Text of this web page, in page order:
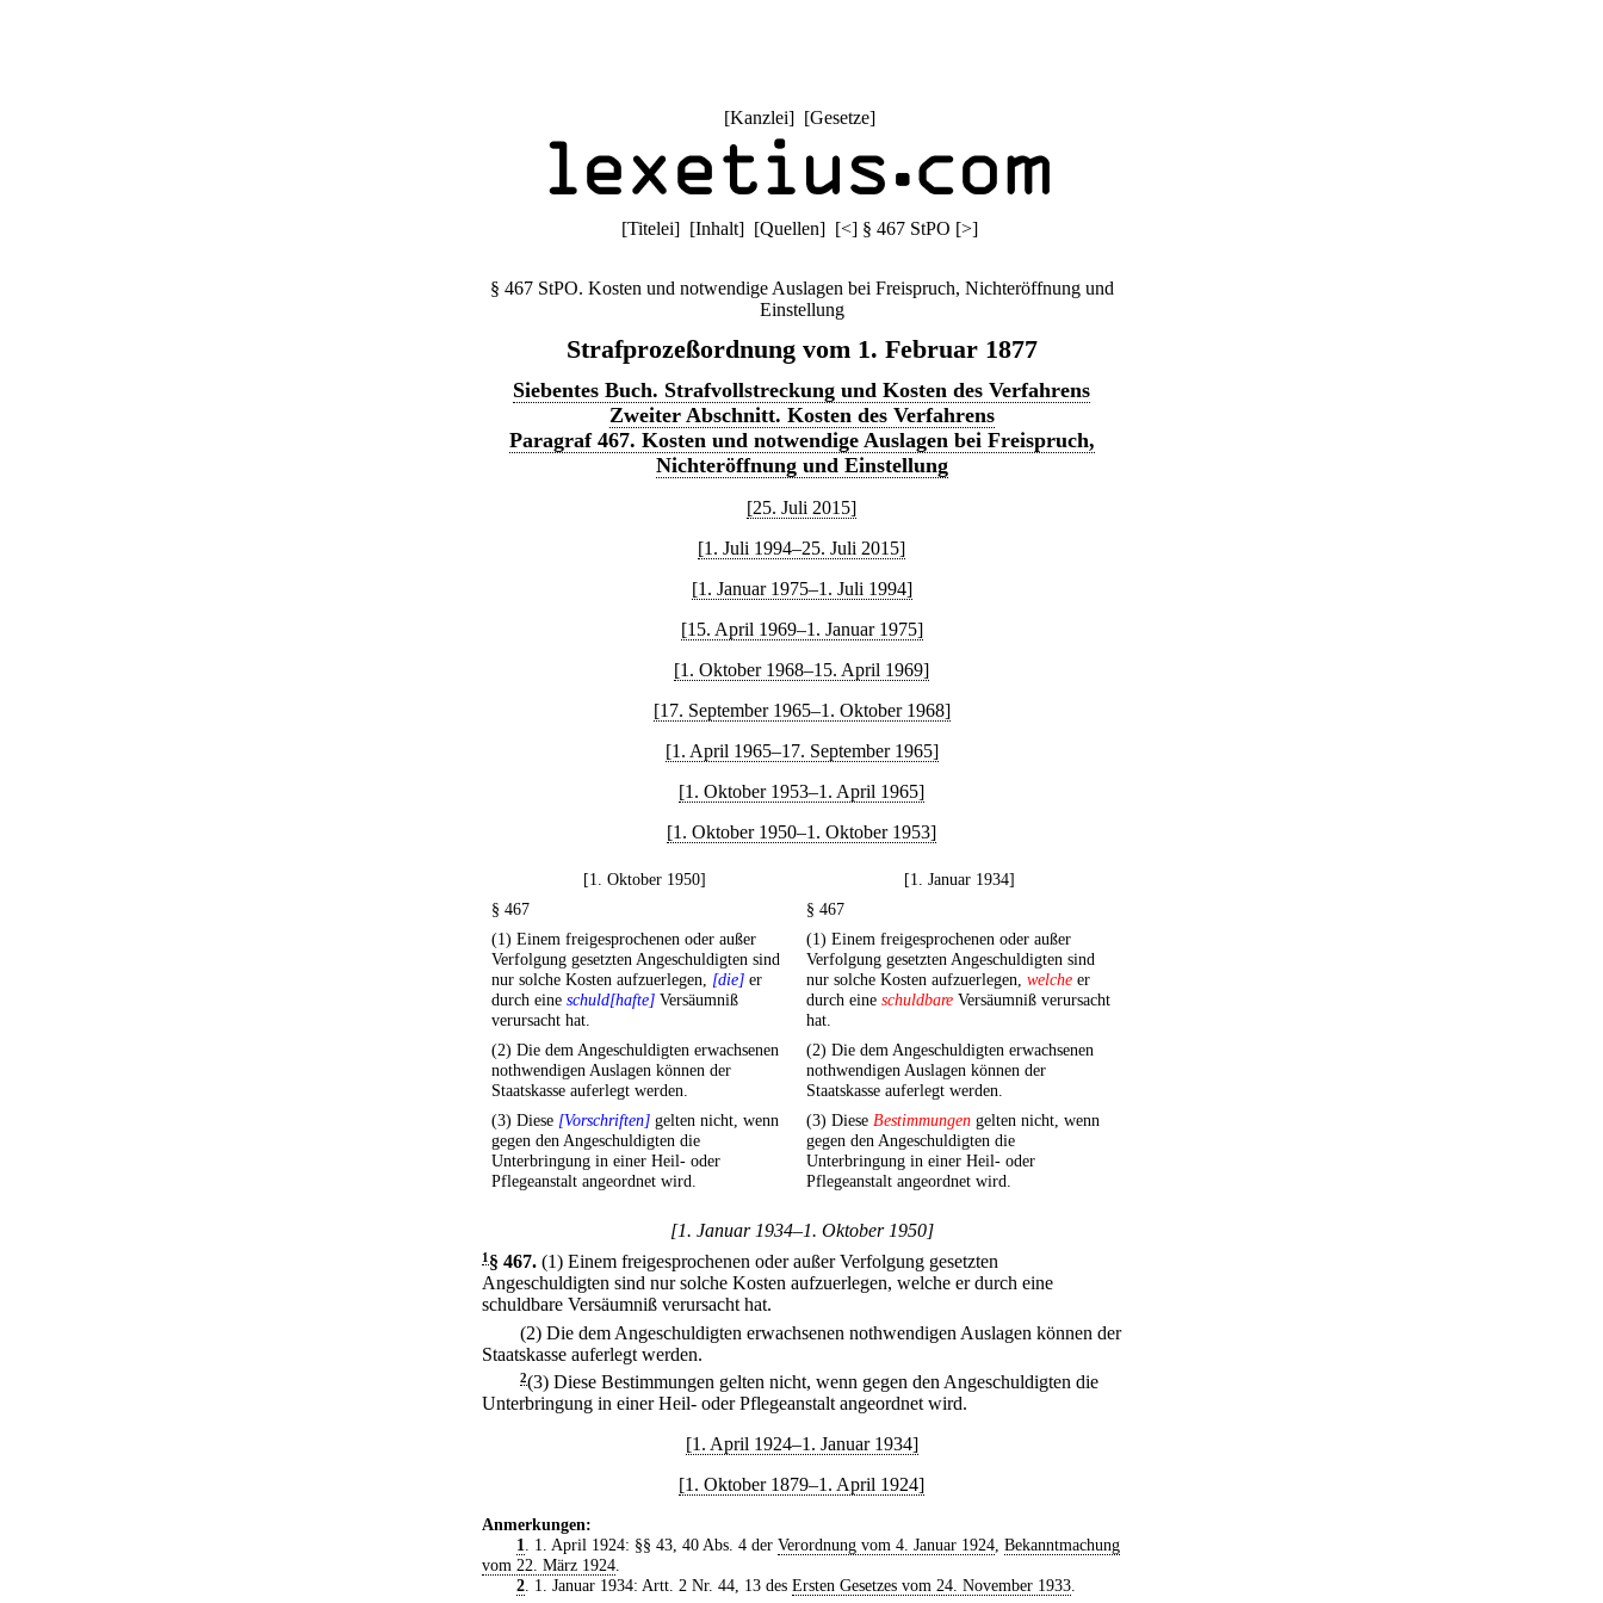
[Kanzlei] [Gesetze]
[Titelei] [Inhalt] [Quellen] [<] § 467 StPO [>]
§ 467 StPO. Kosten und notwendige Auslagen bei Freispruch, Nichteröffnung und
Einstellung
Strafprozeßordnung vom 1. Februar 1877
Siebentes Buch. Strafvollstreckung und Kosten des Verfahrens
Zweiter Abschnitt. Kosten des Verfahrens
Paragraf 467. Kosten und notwendige Auslagen bei Freispruch,
Nichteröffnung und Einstellung
[25. Juli 2015]
[1. Juli 1994–25. Juli 2015]
[1. Januar 1975–1. Juli 1994]
[15. April 1969–1. Januar 1975]
[1. Oktober 1968–15. April 1969]
[17. September 1965–1. Oktober 1968]
[1. April 1965–17. September 1965]
[1. Oktober 1953–1. April 1965]
[1. Oktober 1950–1. Oktober 1953]
[1. Oktober 1950]
[1. Januar 1934]
§ 467
§ 467
(1) Einem freigesprochenen oder außer
Verfolgung gesetzten Angeschuldigten sind
nur solche Kosten aufzuerlegen, [die] er
durch eine schuld[hafte] Versäumniß
verursacht hat.
(1) Einem freigesprochenen oder außer
Verfolgung gesetzten Angeschuldigten sind
nur solche Kosten aufzuerlegen, welche er
durch eine schuldbare Versäumniß verursacht
hat.
(2) Die dem Angeschuldigten erwachsenen
nothwendigen Auslagen können der
Staatskasse auferlegt werden.
(2) Die dem Angeschuldigten erwachsenen
nothwendigen Auslagen können der
Staatskasse auferlegt werden.
(3) Diese [Vorschriften] gelten nicht, wenn
gegen den Angeschuldigten die
Unterbringung in einer Heil- oder
Pflegeanstalt angeordnet wird.
(3) Diese Bestimmungen gelten nicht, wenn
gegen den Angeschuldigten die
Unterbringung in einer Heil- oder
Pflegeanstalt angeordnet wird.
[1. Januar 1934–1. Oktober 1950]
1§ 467. (1) Einem freigesprochenen oder außer Verfolgung gesetzten
Angeschuldigten sind nur solche Kosten aufzuerlegen, welche er durch eine
schuldbare Versäumniß verursacht hat.
(2) Die dem Angeschuldigten erwachsenen nothwendigen Auslagen können der
Staatskasse auferlegt werden.
2(3) Diese Bestimmungen gelten nicht, wenn gegen den Angeschuldigten die
Unterbringung in einer Heil- oder Pflegeanstalt angeordnet wird.
[1. April 1924–1. Januar 1934]
[1. Oktober 1879–1. April 1924]
Anmerkungen:
1
. 1. April 1924: §§ 43, 40 Abs. 4 der Verordnung vom 4. Januar 1924, Bekanntmachung
vom 22. März 1924
2. 1. Januar 1934: Artt. 2 Nr. 44, 13 des Ersten Gesetzes vom 24. November 1933.